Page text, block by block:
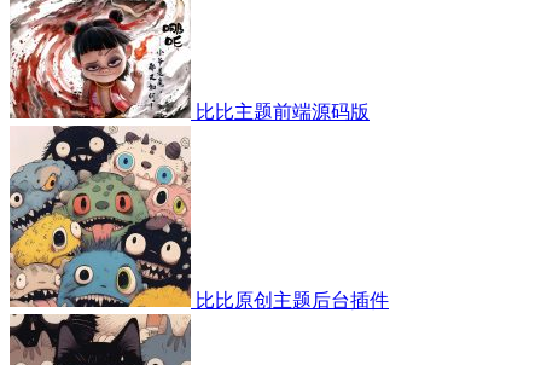
比比主题前端源码版
比比原创主题后台插件